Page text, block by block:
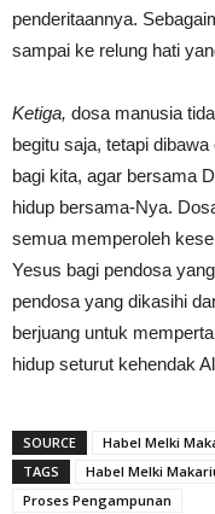
penderitaannya.
sampai ke relung hati
Ketiga, dosa manusia
begitu saja, tetapi
bagi kita, agar bersama
hidup bersama-Nya.
semua memperoleh
Yesus bagi pendosa
pendosa yang dikasihi
berjuang untuk
hidup seturut kehendak
SOURCE
Habel Melki
TAGS
Habel Melki
Proses Pengampunan